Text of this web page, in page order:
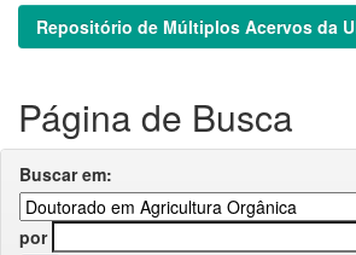
Repositório de Múltiplos Acervos da
Página de Busca
Buscar em:
por